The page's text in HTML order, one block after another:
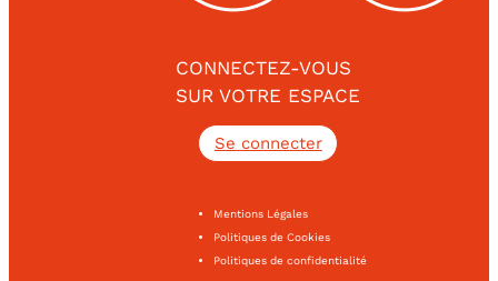
CONNECTEZ-VOUS
SUR VOTRE ESPACE
Se connecter
Mentions Légales
Politiques de Cookies
Politiques de confidentialité